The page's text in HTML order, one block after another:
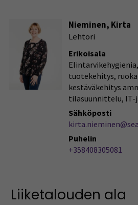
Nieminen, Kirta
Lehtori
Erikoisala
tuotekehitys,
kestäväkehitys
tilasuunnittelu,
Sähköposti
Puhelin
+358408305081
Liiketalouden ala